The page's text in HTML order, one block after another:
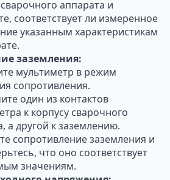
аппарата и
соответствует ли измеренное
указанным характеристикам
заземления:
мультиметр в режим
сопротивления.
один из контактов
к корпусу сварочного
а другой к заземлению.
сопротивление заземления и
что оно соответствует
значениям.